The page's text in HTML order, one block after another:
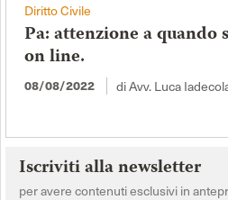
Diritto Civile
Pa: attenzione a
on line.
08/08/2022 di Avv. Luca
Iscriviti alla newsletter
per avere contenuti esclusivi in